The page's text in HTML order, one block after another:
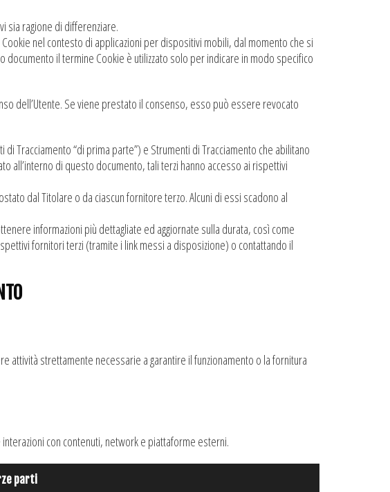
sia ragione di differenziare.
nel contesto di applicazioni per dispositivi mobili, dal momento che si
il termine Cookie è utilizzato solo per indicare in modo specifico
dell’Utente. Se viene prestato il consenso, esso può essere revocato
Tracciamento “di prima parte”) e Strumenti di Tracciamento che abilitano
all’interno di questo documento, tali terzi hanno accesso ai rispettivi
dal Titolare o da ciascun fornitore terzo. Alcuni di essi scadono al
informazioni più dettagliate ed aggiornate sulla durata, così come
fornitori terzi (tramite i link messi a disposizione) o contattando il
attività strettamente necessarie a garantire il funzionamento o la fornitura
con contenuti, network e piattaforme esterni.
parti